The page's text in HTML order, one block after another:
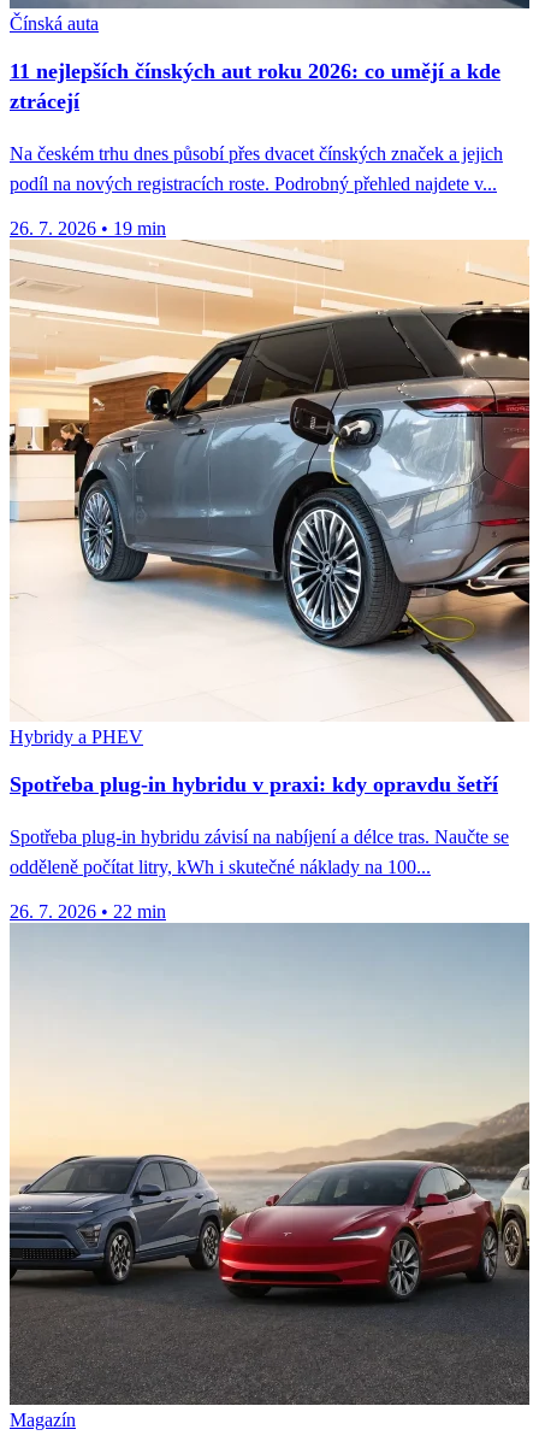
Čínská auta
11 nejlepších čínských aut roku 2026: co umějí a kde
ztrácejí
Na českém trhu dnes působí přes dvacet čínských značek a jejich
podíl na nových registracích roste. Podrobný přehled najdete v...
26. 7. 2026 • 19 min
Hybridy a PHEV
Spotřeba plug-in hybridu v praxi: kdy opravdu šetří
Spotřeba plug-in hybridu závisí na nabíjení a délce tras. Naučte se
odděleně počítat litry, kWh i skutečné náklady na 100...
26. 7. 2026 • 22 min
Magazín